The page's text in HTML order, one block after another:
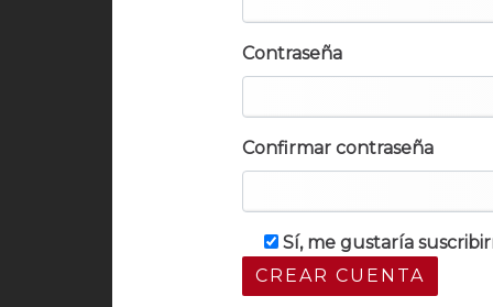
Contraseña
Confirmar contraseña
Sí, me gustaría
CREAR CUENTA